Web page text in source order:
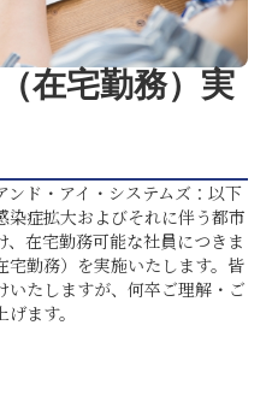
在宅勤務）実
ンド・アイ・システムズ：以下
症拡大およびそれに伴う都市
在宅勤務可能な社員につきま
宅勤務）を実施いたします。皆
いたしますが、何卒ご理解・ご
ます。